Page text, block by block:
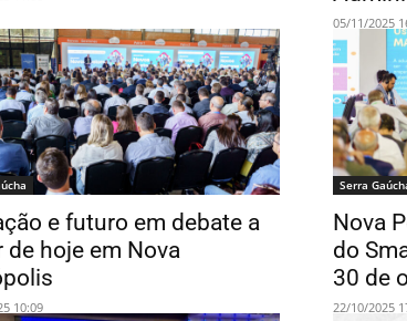
05/11/2025
e futuro em debate a
de hoje em Nova
10:09
Serra
Nova
do
30 de
22/10/2025